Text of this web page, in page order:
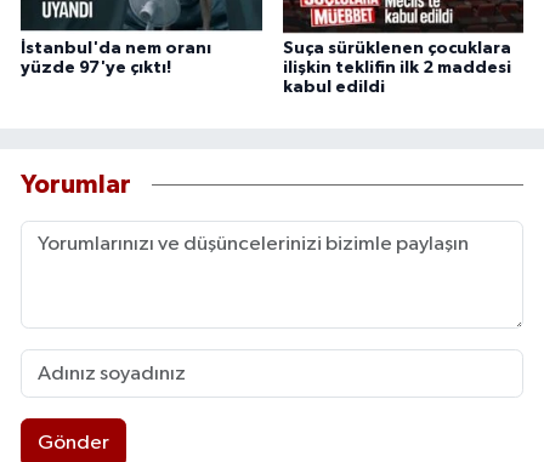
İstanbul'da nem oranı
yüzde 97'ye çıktı!
Suça sürüklenen çocuklara
ilişkin teklifin ilk 2 maddesi
kabul edildi
Yorumlar
Gönder